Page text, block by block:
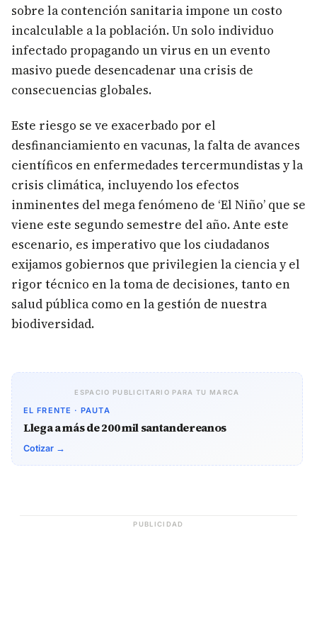
sobre la contención sanitaria impone un costo
incalculable a la población. Un solo individuo
infectado propagando un virus en un evento
masivo puede desencadenar una crisis de
consecuencias globales.
Este riesgo se ve exacerbado por el
desfinanciamiento en vacunas, la falta de avances
científicos en enfermedades tercermundistas y la
crisis climática, incluyendo los efectos
inminentes del mega fenómeno de ‘El Niño’ que se
viene este segundo semestre del año. Ante este
escenario, es imperativo que los ciudadanos
exijamos gobiernos que privilegien la ciencia y el
rigor técnico en la toma de decisiones, tanto en
salud pública como en la gestión de nuestra
biodiversidad.
ESPACIO PUBLICITARIO PARA TU MARCA
EL FRENTE · PAUTA
Llega a más de 200 mil santandereanos
Cotizar →
PUBLICIDAD